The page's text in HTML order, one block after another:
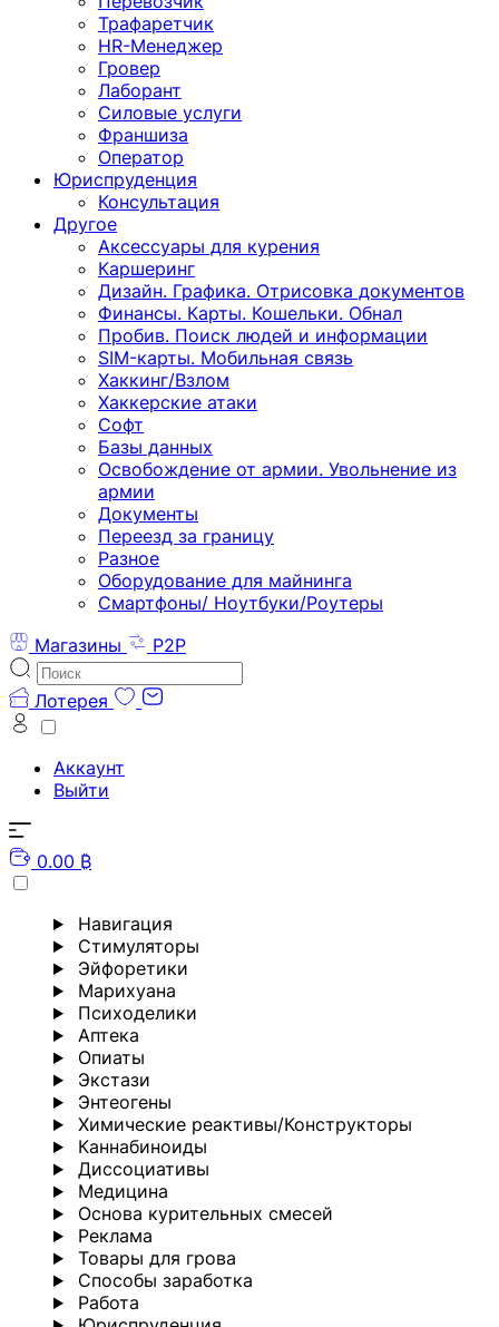
Трафаретчик
HR-Менеджер
Гровер
Лаборант
Силовые услуги
Франшиза
Оператор
Юриспруденция
Консультация
Другoе
Аксессуары для курения
Каршеринг
Дизайн. Графика. Отрисовка документов
Финансы. Карты. Кошельки. Обнал
Пробив. Поиск людей и информации
SIM-карты. Мобильная связь
Хаккинг/Взлом
Хаккерские атаки
Софт
Базы данных
Освобождение от армии. Увольнение из
армии
Документы
Переезд за границу
Разное
Оборудование для майнинга
Смартфоны/ Ноутбуки/Роутеры
Магазины
P2P
Лотерея
Аккаунт
Выйти
0.00 ₿
Навигация
Стимуляторы
Эйфоретики
Марихуана
Психоделики
Аптека
Опиаты
Экстази
Энтеогены
Химические реактивы/Конструкторы
Каннабиноиды
Диссоциативы
Медицина
Основа курительных смесей
Реклама
Товары для грова
Способы заработка
Работа